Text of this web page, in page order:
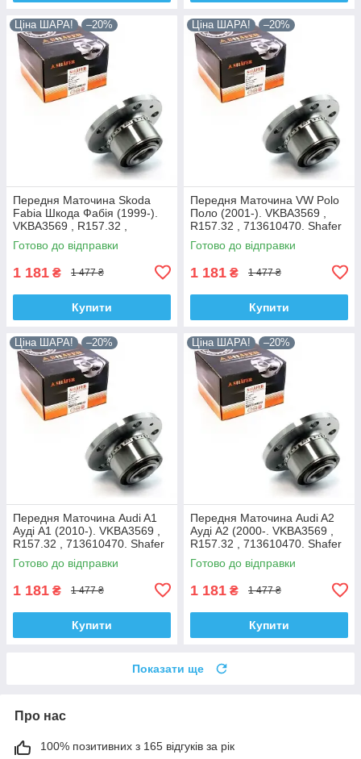
Ціна ШАРА! –20%
Передня Маточина Skoda
Fabia Шкода Фабія (1999-).
VKBA3569 , R157.32 ,
713610470. Shafer Австрія
Готово до відправки
1 181 ₴ 1 477 ₴
Купити
Ціна ШАРА! –20%
Передня Маточина VW Polo
Поло (2001-). VKBA3569 ,
R157.32 , 713610470. Shafer
Австрія
Готово до відправки
1 181 ₴ 1 477 ₴
Купити
Ціна ШАРА! –20%
Передня Маточина Audi A1
Ауді А1 (2010-). VKBA3569 ,
R157.32 , 713610470. Shafer
Австрія
Готово до відправки
1 181 ₴ 1 477 ₴
Купити
Ціна ШАРА! –20%
Передня Маточина Audi A2
Ауді А2 (2000-. VKBA3569 ,
R157.32 , 713610470. Shafer
Австрія
Готово до відправки
1 181 ₴ 1 477 ₴
Купити
Показати ще
Про нас
100% позитивних з 165 відгуків за рік